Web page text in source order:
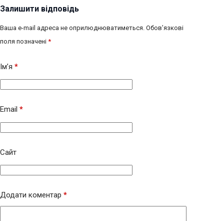
Залишити відповідь
Ваша e-mail адреса не оприлюднюватиметься. Обов’язкові
поля позначені *
Ім’я *
Email *
Сайт
Додати коментар *